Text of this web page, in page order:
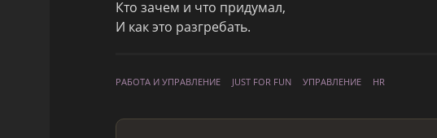
Кто зачем и что придумал,
И как это разгребать.
РАБОТА И УПРАВЛЕНИЕ JUST FOR FUN УПРАВЛЕНИЕ HR